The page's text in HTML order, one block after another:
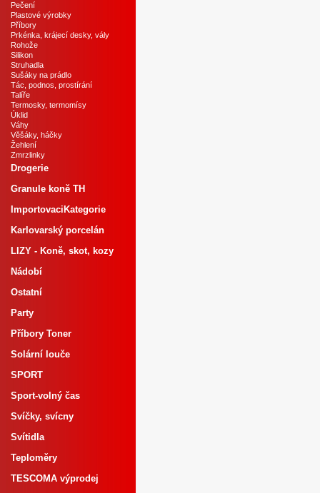
Pečení
Plastové výrobky
Příbory
Prkénka, krájecí desky, vály
Rohože
Silikon
Struhadla
Sušáky na prádlo
Tác, podnos, prostírání
Talíře
Termosky, termomísy
Úklid
Váhy
Věšáky, háčky
Žehlení
Zmrzlinky
Drogerie
Granule koně TH
ImportovaciKategorie
Karlovarský porcelán
LIZY - Koně, skot, kozy
Nádobí
Ostatní
Party
Příbory Toner
Solární louče
SPORT
Sport-volný čas
Svíčky, svícny
Svítidla
Teploměry
TESCOMA výprodej